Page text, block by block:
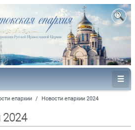
епархии / Новости епархии 2024
2024